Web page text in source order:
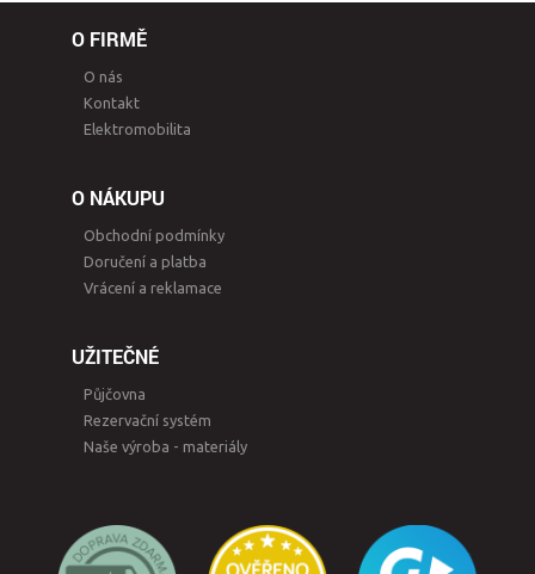
O FIRMĚ
O nás
Kontakt
Elektromobilita
O NÁKUPU
Obchodní podmínky
Doručení a platba
Vrácení a reklamace
UŽITEČNÉ
Půjčovna
Rezervační systém
Naše výroba - materiály